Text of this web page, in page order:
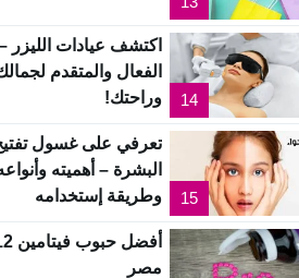
14
اكتشف عيادات الليزر
الفعال والمتقدم
وراحتك!
15
تعرفي على غسول
البشرة – أهميته
وطريقة إستخدامه
مصر